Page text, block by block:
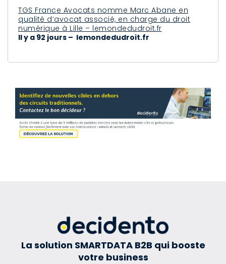
TGS France Avocats nomme Marc Abane en
qualité d’avocat associé, en charge du droit
numérique à Lille – lemondedudroit.fr
Il y a 92 jours – lemondedudroit.fr
La solution SMARTDATA B2B qui booste
votre business